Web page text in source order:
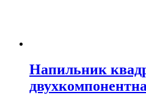
Напильник